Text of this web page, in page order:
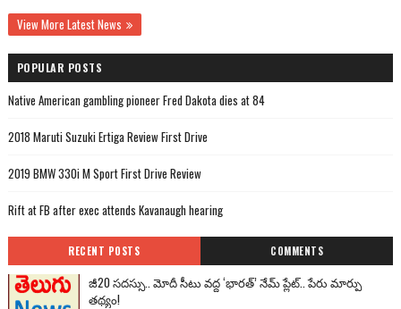
View More Latest News
POPULAR POSTS
Native American gambling pioneer Fred Dakota dies at 84
2018 Maruti Suzuki Ertiga Review First Drive
2019 BMW 330i M Sport First Drive Review
Rift at FB after exec attends Kavanaugh hearing
RECENT POSTS COMMENTS
జీ20 సదస్సు.. మోదీ సీటు వద్ద ‘భారత్’ నేమ్ ప్లేట్‌.. పేరు మార్పు
తథ్యం!